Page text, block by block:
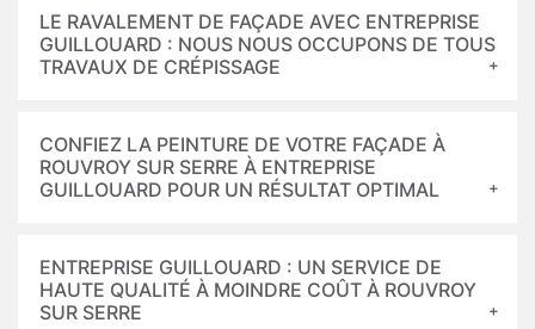
LE RAVALEMENT DE FAÇADE AVEC ENTREPRISE
GUILLOUARD : NOUS NOUS OCCUPONS DE TOUS
TRAVAUX DE CRÉPISSAGE
CONFIEZ LA PEINTURE DE VOTRE FAÇADE À
ROUVROY SUR SERRE À ENTREPRISE
GUILLOUARD POUR UN RÉSULTAT OPTIMAL
ENTREPRISE GUILLOUARD : UN SERVICE DE
HAUTE QUALITÉ À MOINDRE COÛT À ROUVROY
SUR SERRE